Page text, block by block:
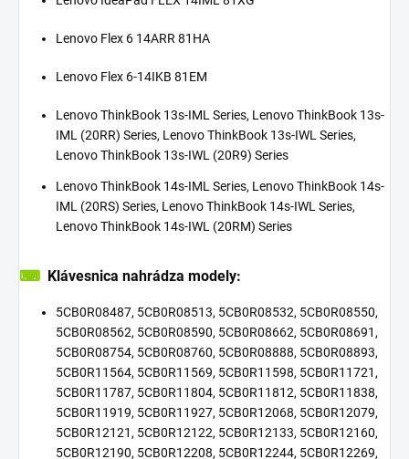
Lenovo Flex 6 14ARR 81HA
Lenovo Flex 6-14IKB 81EM
Lenovo ThinkBook 13s-IML Series, Lenovo ThinkBook 13s-
IML (20RR) Series, Lenovo ThinkBook 13s-IWL Series,
Lenovo ThinkBook 13s-IWL (20R9) Series
Lenovo ThinkBook 14s-IML Series, Lenovo ThinkBook 14s-
IML (20RS) Series, Lenovo ThinkBook 14s-IWL Series,
Lenovo ThinkBook 14s-IWL (20RM) Series
⌨ Klávesnica nahrádza modely:
5CB0R08487, 5CB0R08513, 5CB0R08532, 5CB0R08550,
5CB0R08562, 5CB0R08590, 5CB0R08662, 5CB0R08691,
5CB0R08754, 5CB0R08760, 5CB0R08888, 5CB0R08893,
5CB0R11564, 5CB0R11569, 5CB0R11598, 5CB0R11721,
5CB0R11787, 5CB0R11804, 5CB0R11812, 5CB0R11838,
5CB0R11919, 5CB0R11927, 5CB0R12068, 5CB0R12079,
5CB0R12121, 5CB0R12122, 5CB0R12133, 5CB0R12160,
5CB0R12190, 5CB0R12208, 5CB0R12244, 5CB0R12269,